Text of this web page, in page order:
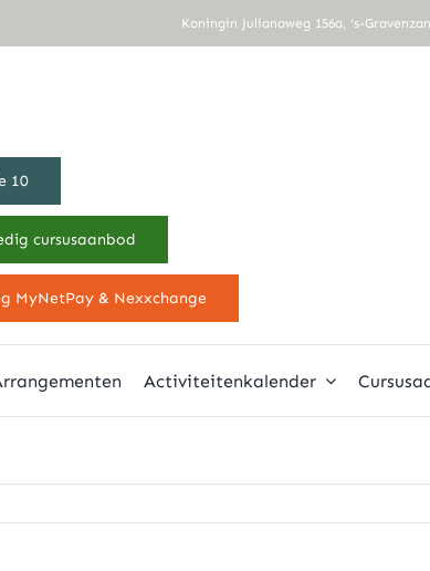
Koningin Julianaweg 156a, ‘s-
10
cursusaanbod
MyNetPay & Nexxchange
Activiteitenkalender